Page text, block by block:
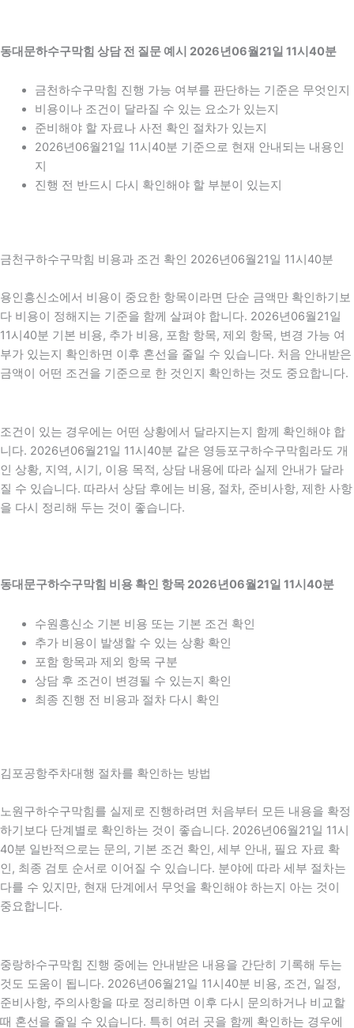
동대문하수구막힘 상담 전 질문 예시 2026년06월21일 11시40분
금천하수구막힘 진행 가능 여부를 판단하는 기준은 무엇인지
비용이나 조건이 달라질 수 있는 요소가 있는지
준비해야 할 자료나 사전 확인 절차가 있는지
2026년06월21일 11시40분 기준으로 현재 안내되는 내용인
지
진행 전 반드시 다시 확인해야 할 부분이 있는지
금천구하수구막힘 비용과 조건 확인 2026년06월21일 11시40분
용인흥신소에서 비용이 중요한 항목이라면 단순 금액만 확인하기보
다 비용이 정해지는 기준을 함께 살펴야 합니다. 2026년06월21일
11시40분 기본 비용, 추가 비용, 포함 항목, 제외 항목, 변경 가능 여
부가 있는지 확인하면 이후 혼선을 줄일 수 있습니다. 처음 안내받은
금액이 어떤 조건을 기준으로 한 것인지 확인하는 것도 중요합니다.
조건이 있는 경우에는 어떤 상황에서 달라지는지 함께 확인해야 합
니다. 2026년06월21일 11시40분 같은 영등포구하수구막힘라도 개
인 상황, 지역, 시기, 이용 목적, 상담 내용에 따라 실제 안내가 달라
질 수 있습니다. 따라서 상담 후에는 비용, 절차, 준비사항, 제한 사항
을 다시 정리해 두는 것이 좋습니다.
동대문구하수구막힘 비용 확인 항목 2026년06월21일 11시40분
수원흥신소 기본 비용 또는 기본 조건 확인
추가 비용이 발생할 수 있는 상황 확인
포함 항목과 제외 항목 구분
상담 후 조건이 변경될 수 있는지 확인
최종 진행 전 비용과 절차 다시 확인
김포공항주차대행 절차를 확인하는 방법
노원구하수구막힘를 실제로 진행하려면 처음부터 모든 내용을 확정
하기보다 단계별로 확인하는 것이 좋습니다. 2026년06월21일 11시
40분 일반적으로는 문의, 기본 조건 확인, 세부 안내, 필요 자료 확
인, 최종 검토 순서로 이어질 수 있습니다. 분야에 따라 세부 절차는
다를 수 있지만, 현재 단계에서 무엇을 확인해야 하는지 아는 것이
중요합니다.
중랑하수구막힘 진행 중에는 안내받은 내용을 간단히 기록해 두는
것도 도움이 됩니다. 2026년06월21일 11시40분 비용, 조건, 일정,
준비사항, 주의사항을 따로 정리하면 이후 다시 문의하거나 비교할
때 혼선을 줄일 수 있습니다. 특히 여러 곳을 함께 확인하는 경우에